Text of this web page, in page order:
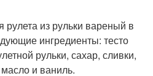
рулета из рульки вареный в
ингредиенты: тесто
рульки, сахар, сливки,
и ваниль.